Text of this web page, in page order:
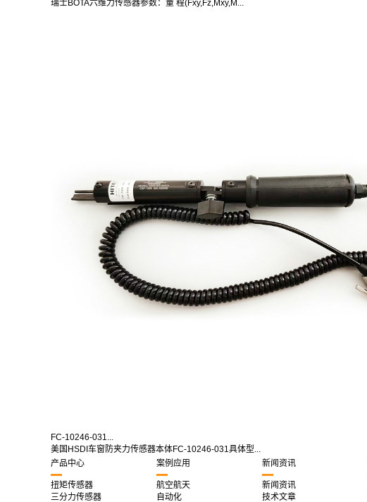
瑞士BOTA六维力传感器参数：量 程(Fxy,Fz,Mxy,M...
FC-10246-031...
美国HSDI车窗防夹力传感器本体FC-10246-031具体型...
产品中心
扭矩传感器
三分力传感器
案例应用
航空航天
自动化
新闻资讯
新闻资讯
技术文章